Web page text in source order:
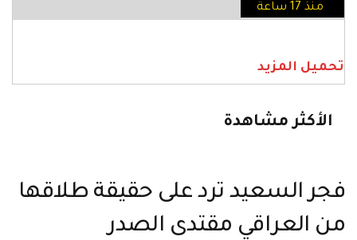
منذ 17 ساعة
تحميل المزيد
الأكثر مشاهدة
فجر السعيد ترد على حقيقة طلاقها
من العراقي مقتدى الصدر